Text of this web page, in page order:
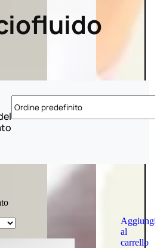
Aggiungi
al
carrello